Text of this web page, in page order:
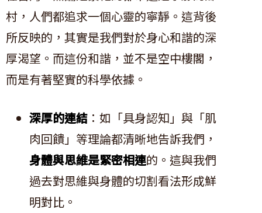
村，人們都追求一個心靈的寧靜。這背後
所反映的，其實是我們對於身心和諧的深
厚渴望。而這份和諧，並不是空中樓閣，
而是有著堅實的科學依據。
深厚的連結 ：如「具身認知」與「肌
肉回饋」等理論都清晰地告訴我們，
身體與思維是緊密相連的。這與我們
過去對思維與身體的切割看法形成鮮
明對比。